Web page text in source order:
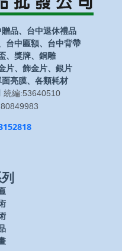
品、台中退休禮品
台中匾額、台中背帶
、獎牌、銅雕
片、飾金片、銀片
亮膜、各類耗材
統編:53640510